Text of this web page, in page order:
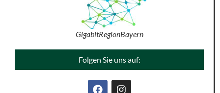
GigabitRegionBayern
Folgen Sie uns auf: